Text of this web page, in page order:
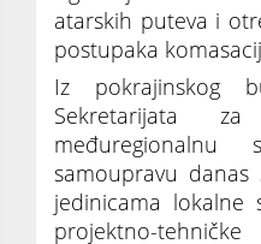
atarskih puteva i
postupaka
Iz pokrajinskog
Sekretarijata
samoupravu
jedinicama lokalne
projektno-